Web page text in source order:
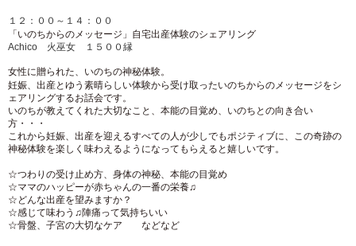
１２：００～１４：００
「いのちからのメッセージ」自宅出産体験のシェアリング
Achico 火巫女 １５００縁
女性に贈られた、いのちの神秘体験。
妊娠、 出産とゆう素晴らしい体験から受け取ったいのちからのメッセージをシ
ェアリングするお話会です。
いのちが教えてくれた大切なこと、本能の目覚め、 いのちとの向き合い
方・・・
これから妊娠、出産を迎えるすべての人が少しでもポジティブに、
この奇跡の
神秘体験を楽しく味わえるようになってもらえると嬉し いです。
☆つわりの受け止め方、身体の神秘、本能の目覚め
☆ママのハッピーが赤ちゃんの一番の栄養♫
☆どんな出産を望みますか？
☆感じて味わう ♫陣痛って気持ちいい
☆骨盤、子宮の大切なケア などなど